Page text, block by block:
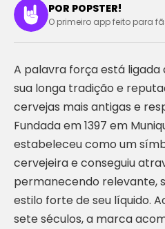
POR POPSTER!
O primeiro app feito para
A palavra força está
sua longa tradição e
cervejas mais antigas e
Fundada em 1397 em
estabeleceu como um
cervejeira e conseguiu
permanecendo relevante,
estilo forte de seu líquido.
sete séculos, a marca